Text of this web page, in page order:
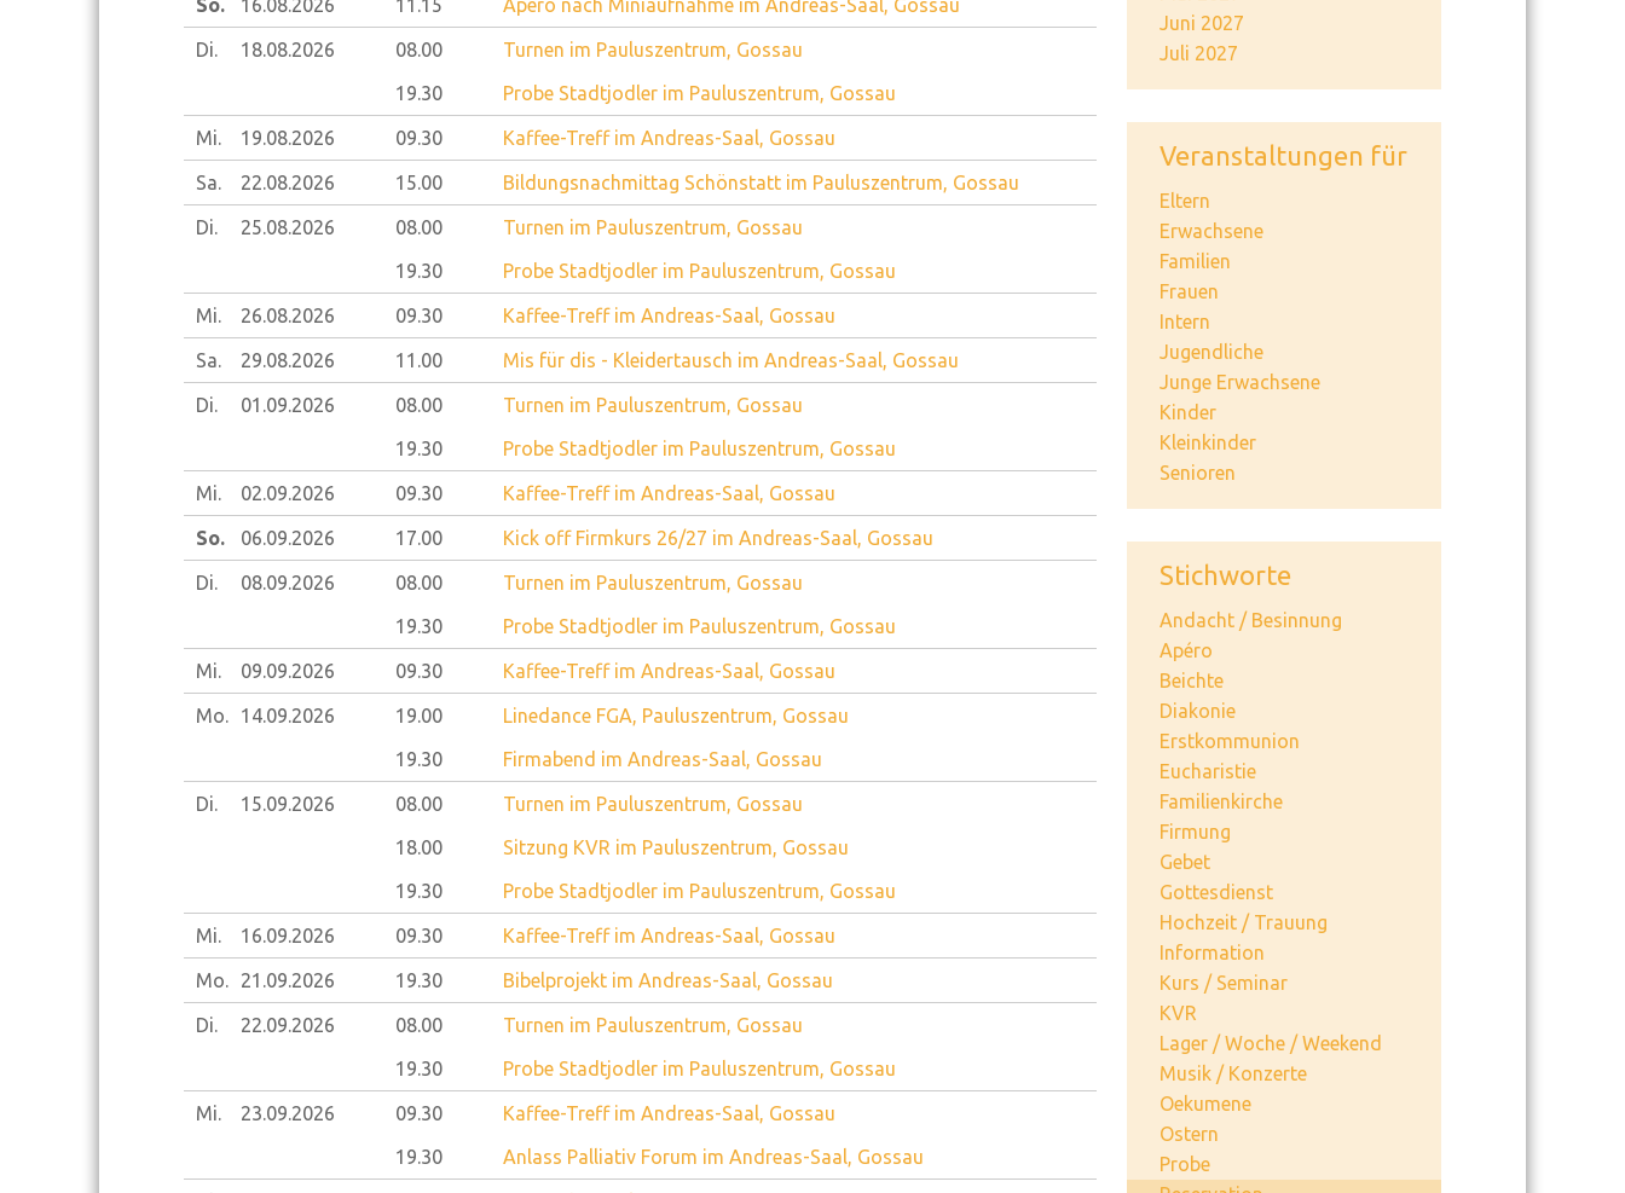
Juni 2027
Juli 2027
Veranstaltungen für
Eltern
Erwachsene
Familien
Frauen
Intern
Jugendliche
Junge Erwachsene
Kinder
Kleinkinder
Senioren
Stichworte
Andacht / Besinnung
Apéro
Beichte
Diakonie
Erstkommunion
Eucharistie
Familienkirche
Firmung
Gebet
Gottesdienst
Hochzeit / Trauung
Information
Kurs / Seminar
KVR
Lager / Woche / Weekend
Musik / Konzerte
Oekumene
Ostern
Probe
So. 16.08.2026 11.15 Apero nach Miniaufnahme im Andreas-Saal, Gossau
Di. 18.08.2026 08.00
Turnen im Pauluszentrum, Gossau
19.30
Probe Stadtjodler im Pauluszentrum, Gossau
Mi. 19.08.2026 09.30 Kaffee-Treff im Andreas-Saal, Gossau
Sa. 22.08.2026 15.00 Bildungsnachmittag Schönstatt im Pauluszentrum, Gossau
Di. 25.08.2026 08.00
Turnen im Pauluszentrum, Gossau
19.30
Probe Stadtjodler im Pauluszentrum, Gossau
Mi. 26.08.2026 09.30 Kaffee-Treff im Andreas-Saal, Gossau
Sa. 29.08.2026 11.00 Mis für dis - Kleidertausch im Andreas-Saal, Gossau
Di. 01.09.2026 08.00
Turnen im Pauluszentrum, Gossau
19.30
Probe Stadtjodler im Pauluszentrum, Gossau
Mi. 02.09.2026 09.30 Kaffee-Treff im Andreas-Saal, Gossau
So. 06.09.2026 17.00 Kick off Firmkurs 26/27 im Andreas-Saal, Gossau
Di. 08.09.2026 08.00
Turnen im Pauluszentrum, Gossau
19.30
Probe Stadtjodler im Pauluszentrum, Gossau
Mi. 09.09.2026 09.30 Kaffee-Treff im Andreas-Saal, Gossau
Mo. 14.09.2026 19.00
Linedance FGA, Pauluszentrum, Gossau
19.30
Firmabend im Andreas-Saal, Gossau
Di. 15.09.2026 08.00
Turnen im Pauluszentrum, Gossau
18.00
Sitzung KVR im Pauluszentrum, Gossau
19.30
Probe Stadtjodler im Pauluszentrum, Gossau
Mi. 16.09.2026 09.30 Kaffee-Treff im Andreas-Saal, Gossau
Mo. 21.09.2026 19.30 Bibelprojekt im Andreas-Saal, Gossau
Di. 22.09.2026 08.00
Turnen im Pauluszentrum, Gossau
19.30
Probe Stadtjodler im Pauluszentrum, Gossau
Mi. 23.09.2026 09.30
Kaffee-Treff im Andreas-Saal, Gossau
19.30
Anlass Palliativ Forum im Andreas-Saal, Gossau